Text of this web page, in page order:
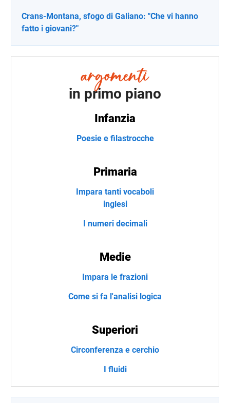
Crans-Montana, sfogo di Galiano: "Che vi hanno
fatto i giovani?"
in primo piano
Infanzia
Poesie e filastrocche
Primaria
Impara tanti vocaboli
inglesi
I numeri decimali
Medie
Impara le frazioni
Come si fa l'analisi logica
Superiori
Circonferenza e cerchio
I fluidi